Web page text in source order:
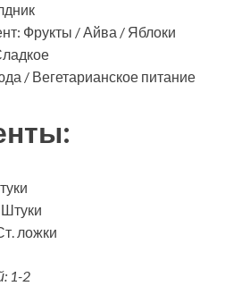
Фрукты / Айва / Яблоки
/ Вегетарианское питание
ложки
1-2